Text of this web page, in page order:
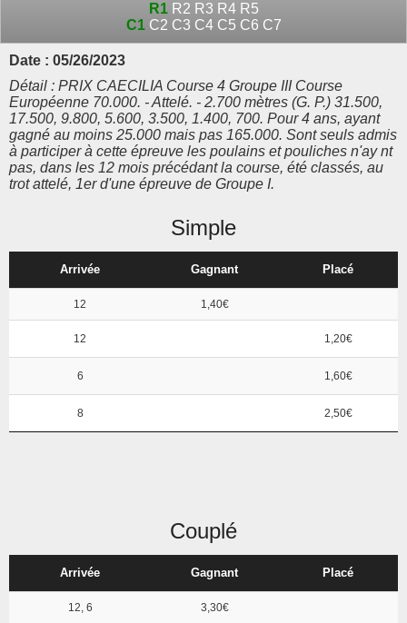
R1 R2 R3 R4 R5
C1 C2 C3 C4 C5 C6 C7
Date : 05/26/2023
Détail : PRIX CAECILIA Course 4 Groupe III Course
Européenne 70.000. - Attelé. - 2.700 mètres (G. P.) 31.500,
17.500, 9.800, 5.600, 3.500, 1.400, 700. Pour 4 ans, ayant
gagné au moins 25.000 mais pas 165.000. Sont seuls admis
à participer à cette épreuve les poulains et pouliches n'ay nt
pas, dans les 12 mois précédant la course, été classés, au
trot attelé, 1er d'une épreuve de Groupe I.
Simple
Arrivée Gagnant Placé
12 1,40€
12 1,20€
6 1,60€
8 2,50€
Couplé
Arrivée Gagnant Placé
12, 6 3,30€